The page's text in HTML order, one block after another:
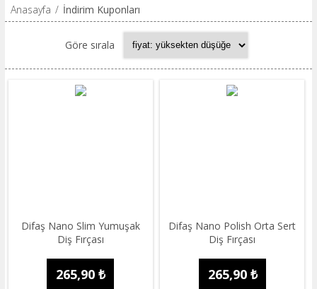
Anasayfa / İndirim Kuponları
Göre sırala
Difaş Nano Slim Yumuşak
Diş Fırçası
265,90 ₺
Difaş Nano Polish Orta Sert
Diş Fırçası
265,90 ₺